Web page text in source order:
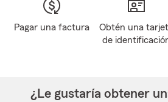
Pagar una factura
Obtén una
de
¿Le gustaría obtener